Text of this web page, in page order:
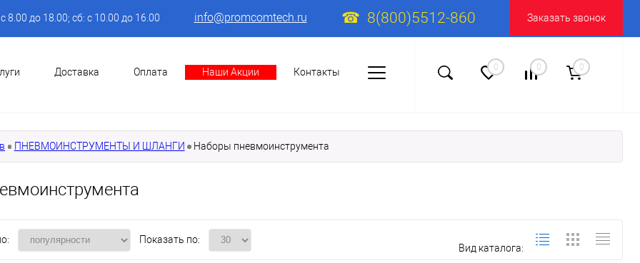
8.00 до 18.00; сб: с 10.00 до 16.00 info@promcomtech.ru 8(800)5512-860 Заказать звонок
Доставка Оплата Наши Акции Контакты 0 0 0
ПНЕВМОИНСТРУМЕНТЫ И ШЛАНГИ Наборы пневмоинструмента
Показать по:
Вид каталога: